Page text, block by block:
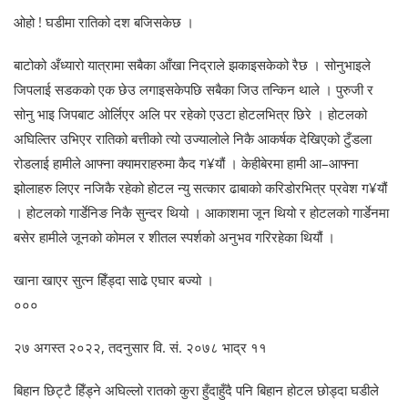
ओहो ! घडीमा रातिको दश बजिसकेछ ।
बाटोको अँध्यारो यात्रामा सबैका आँखा निद्राले झकाइसकेको रैछ । सोनुभाइले
जिपलाई सडकको एक छेउ लगाइसकेपछि सबैका जिउ तन्किन थाले । पुरुजी र
सोनु भाइ जिपबाट ओर्लिएर अलि पर रहेको एउटा होटलभित्र छिरे । होटलको
अघिल्तिर उभिएर रातिको बत्तीको त्यो उज्यालोले निकै आकर्षक देखिएको टुँडला
रोडलाई हामीले आफ्ना क्यामराहरुमा कैद ग¥यौं । केहीबेरमा हामी आ–आफ्ना
झोलाहरु लिएर नजिकै रहेको होटल न्यु सत्कार ढाबाको करिडोरभित्र प्रवेश ग¥यौं
। होटलको गार्डेनिङ निकै सुन्दर थियो । आकाशमा जून थियो र होटलको गार्डेनमा
बसेर हामीले जूनको कोमल र शीतल स्पर्शको अनुभव गरिरहेका थियौं ।
खाना खाएर सुत्न हिँड्दा साढे एघार बज्यो ।
०००
२७ अगस्त २०२२, तदनुसार वि. सं. २०७८ भाद्र ११
बिहान छिट्टै हिँड्ने अघिल्लो रातको कुरा हुँदाहुँदै पनि बिहान होटल छोड्दा घडीले